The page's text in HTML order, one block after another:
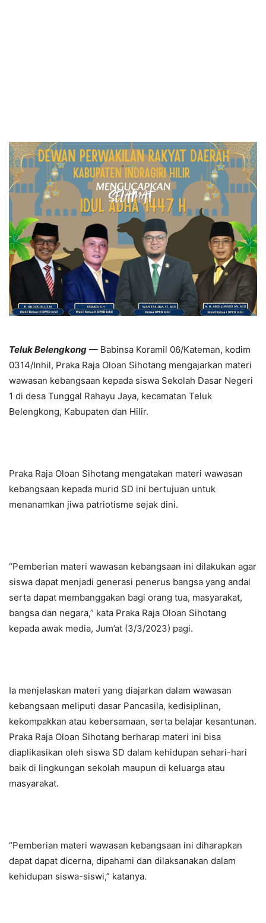
Teluk Belengkong — Babinsa Koramil 06/Kateman, kodim
0314/Inhil, Praka Raja Oloan Sihotang mengajarkan materi
wawasan kebangsaan kepada siswa Sekolah Dasar Negeri
1 di desa Tunggal Rahayu Jaya, kecamatan Teluk
Belengkong, Kabupaten dan Hilir.
Praka Raja Oloan Sihotang mengatakan materi wawasan
kebangsaan kepada murid SD ini bertujuan untuk
menanamkan jiwa patriotisme sejak dini.
“Pemberian materi wawasan kebangsaan ini dilakukan agar
siswa dapat menjadi generasi penerus bangsa yang andal
serta dapat membanggakan bagi orang tua, masyarakat,
bangsa dan negara,” kata Praka Raja Oloan Sihotang
kepada awak media, Jum’at (3/3/2023) pagi.
Ia menjelaskan materi yang diajarkan dalam wawasan
kebangsaan meliputi dasar Pancasila, kedisiplinan,
kekompakkan atau kebersamaan, serta belajar kesantunan.
Praka Raja Oloan Sihotang berharap materi ini bisa
diaplikasikan oleh siswa SD dalam kehidupan sehari-hari
baik di lingkungan sekolah maupun di keluarga atau
masyarakat.
“Pemberian materi wawasan kebangsaan ini diharapkan
dapat dapat dicerna, dipahami dan dilaksanakan dalam
kehidupan siswa-siswi,” katanya.